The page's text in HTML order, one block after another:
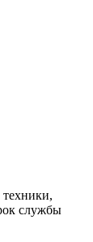
техники,
службы